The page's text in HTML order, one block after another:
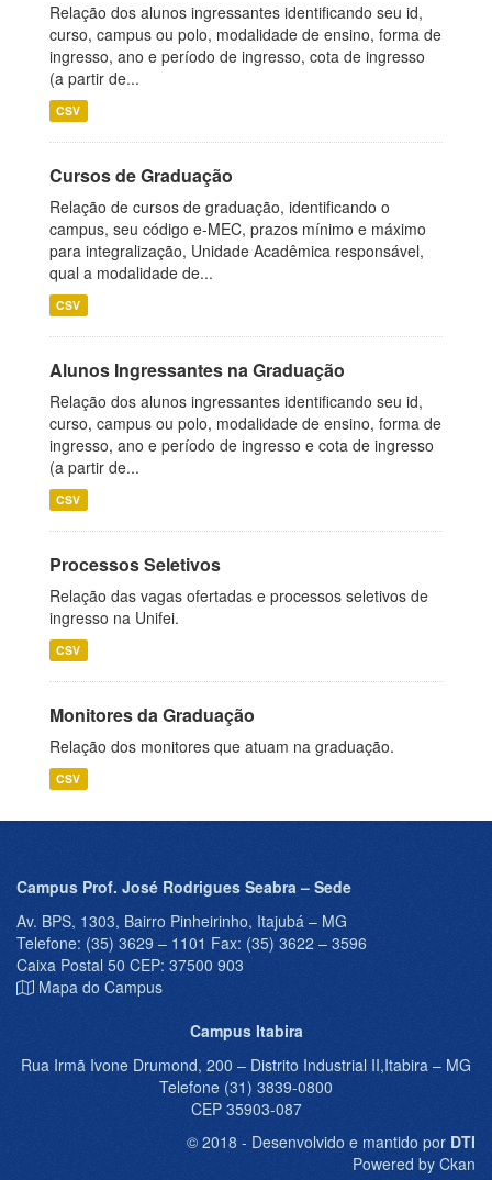
Relação dos alunos ingressantes identificando seu id,
curso, campus ou polo, modalidade de ensino, forma de
ingresso, ano e período de ingresso, cota de ingresso
(a partir de...
CSV
Cursos de Graduação
Relação de cursos de graduação, identificando o
campus, seu código e-MEC, prazos mínimo e máximo
para integralização, Unidade Acadêmica responsável,
qual a modalidade de...
CSV
Alunos Ingressantes na Graduação
Relação dos alunos ingressantes identificando seu id,
curso, campus ou polo, modalidade de ensino, forma de
ingresso, ano e período de ingresso e cota de ingresso
(a partir de...
CSV
Processos Seletivos
Relação das vagas ofertadas e processos seletivos de
ingresso na Unifei.
CSV
Monitores da Graduação
Relação dos monitores que atuam na graduação.
CSV
Campus Prof. José Rodrigues Seabra – Sede
Av. BPS, 1303, Bairro Pinheirinho, Itajubá – MG
Telefone: (35) 3629 – 1101 Fax: (35) 3622 – 3596
Caixa Postal 50 CEP: 37500 903
Mapa do Campus
Campus Itabira
Rua Irmã Ivone Drumond, 200 – Distrito Industrial II,Itabira – MG
Telefone (31) 3839-0800
CEP 35903-087
© 2018 - Desenvolvido e mantido por DTI
Powered by Ckan